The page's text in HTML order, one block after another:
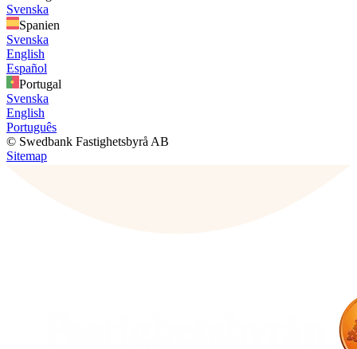
Svenska
Spanien
Svenska
English
Español
Portugal
Svenska
English
Português
© Swedbank Fastighetsbyrå AB
Sitemap